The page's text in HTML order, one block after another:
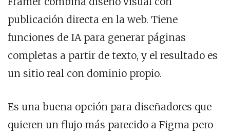
publicación directa en la web. Tiene
funciones de IA para generar páginas
completas a partir de texto, y el resultado es
un sitio real con dominio propio.
Es una buena opción para diseñadores que
quieren un flujo más parecido a Figma pero